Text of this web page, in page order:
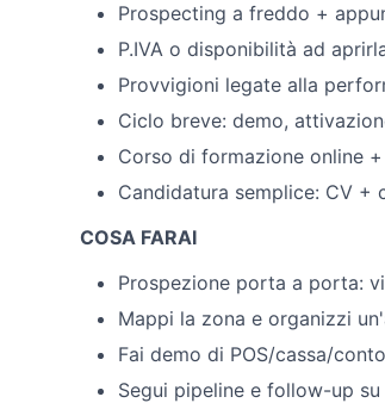
Prospecting a freddo +
P.IVA o disponibilità ad
Provvigioni legate alla
Ciclo breve: demo,
Corso di formazione online
Candidatura semplice: CV +
COSA FARAI
Prospezione porta a porta:
Mappi la zona e organizzi
Fai demo di POS/cassa/
Segui pipeline e follow-up su